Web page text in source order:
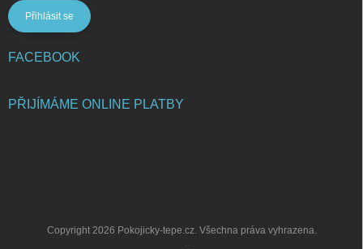
Přihlásit se
FACEBOOK
PŘIJÍMÁME ONLINE PLATBY
Copyright 2026 Pokojicky-tepe.cz. Všechna práva vyhrazena.